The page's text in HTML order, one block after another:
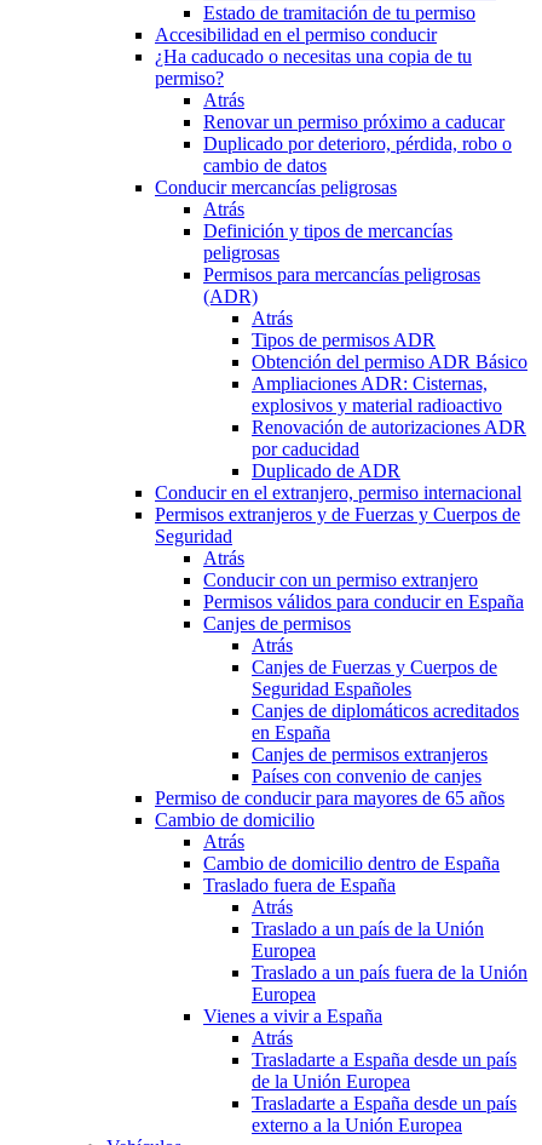
Estado de tramitación de tu permiso
Accesibilidad en el permiso conducir
¿Ha caducado o necesitas una copia de tu
permiso?
Atrás
Renovar un permiso próximo a caducar
Duplicado por deterioro, pérdida, robo o
cambio de datos
Conducir mercancías peligrosas
Atrás
Definición y tipos de mercancías
peligrosas
Permisos para mercancías peligrosas
(ADR)
Atrás
Tipos de permisos ADR
Obtención del permiso ADR Básico
Ampliaciones ADR: Cisternas,
explosivos y material radioactivo
Renovación de autorizaciones ADR
por caducidad
Duplicado de ADR
Conducir en el extranjero, permiso internacional
Permisos extranjeros y de Fuerzas y Cuerpos de
Seguridad
Atrás
Conducir con un permiso extranjero
Permisos válidos para conducir en España
Canjes de permisos
Atrás
Canjes de Fuerzas y Cuerpos de
Seguridad Españoles
Canjes de diplomáticos acreditados
en España
Canjes de permisos extranjeros
Países con convenio de canjes
Permiso de conducir para mayores de 65 años
Cambio de domicilio
Atrás
Cambio de domicilio dentro de España
Traslado fuera de España
Atrás
Traslado a un país de la Unión
Europea
Traslado a un país fuera de la Unión
Europea
Vienes a vivir a España
Atrás
Trasladarte a España desde un país
de la Unión Europea
Trasladarte a España desde un país
externo a la Unión Europea